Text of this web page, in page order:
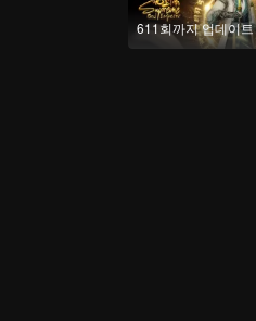
611회까지 업데이트